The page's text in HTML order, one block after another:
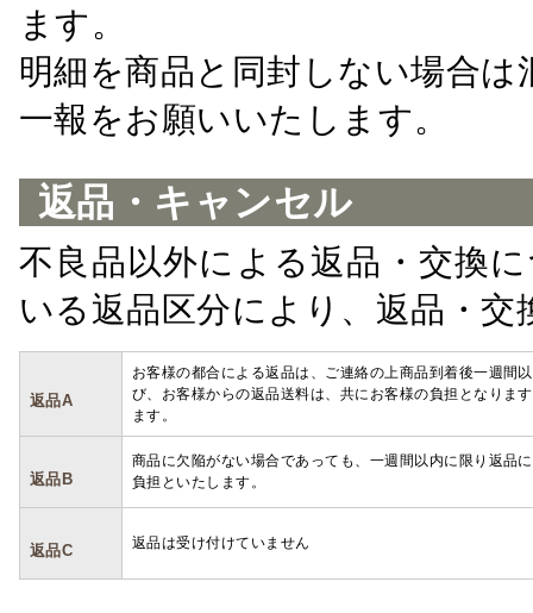
ます。
明細を商品と同封しない場合
一報をお願いいたします。
返品・キャンセル
不良品以外による返品・交換
いる返品区分により、返品・
返品A
お客様の都合による返品は、ご連絡の上商品到着後一週間
び、お客様からの返品送料は、共にお客様の負担となりま
ます。
返品B
商品に欠陥がない場合であっても、一週間以内に限り返品
負担といたします。
返品C 返品は受け付けていません